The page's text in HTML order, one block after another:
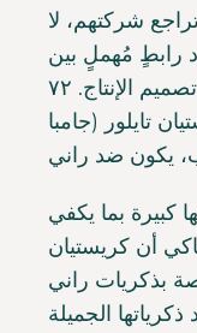
شركتهم، لا
رابطٍ مُهملٍ بين
الفريق، يُؤكد له أن السبب هو تصميم الإنتاج. ٧٢
تايلور (جامبا
كبيرة بما يكفي
أن كريستيان
بذكريات راني
الجميلة